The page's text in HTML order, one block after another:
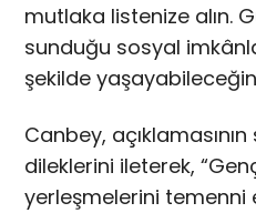
mutlaka listenize alın.
sunduğu sosyal
şekilde
Canbey,
dileklerini ileterek,
yerleşmelerini temenni